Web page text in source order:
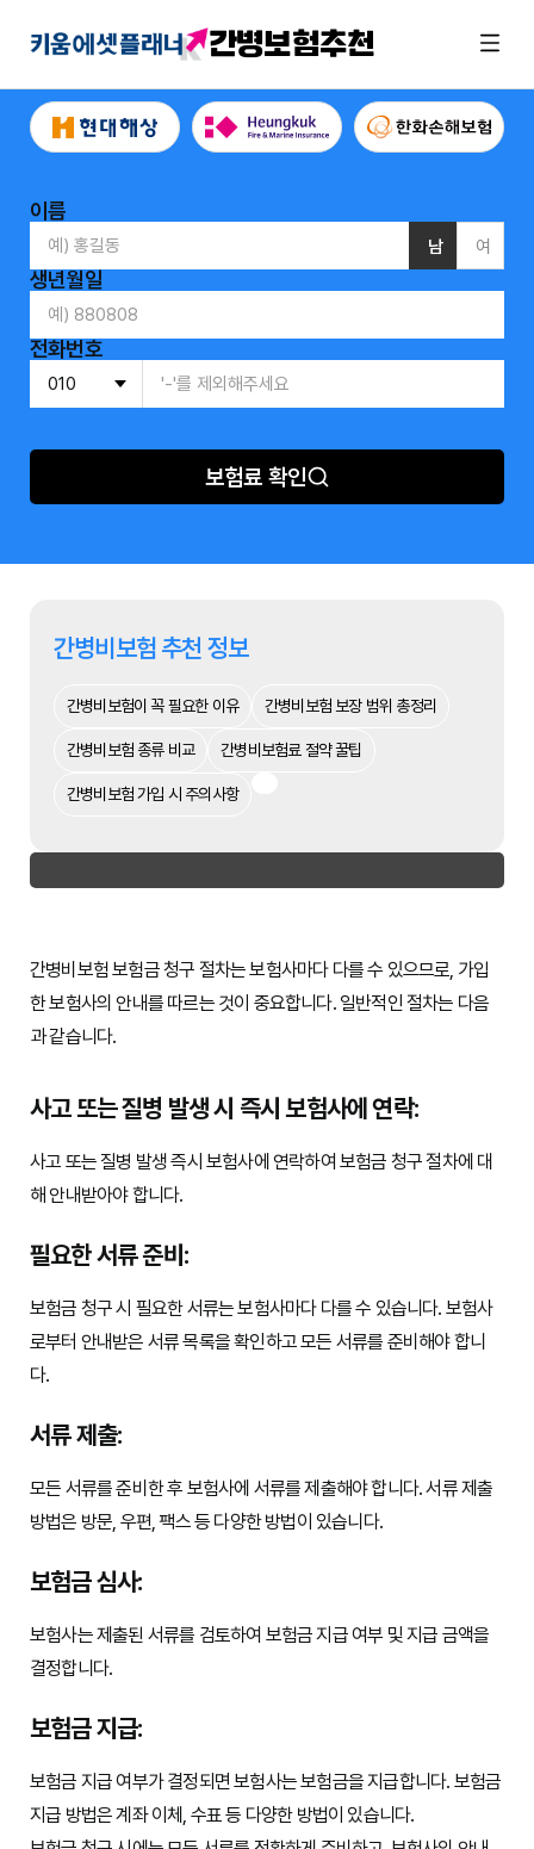
간병보험추천
이름
남 여
생년월일
전화번호
보험료 확인
간병비보험 추천 정보
간병비보험이 꼭 필요한 이유 간병비보험 보장 범위 총정리
간병비보험 종류 비교 간병비보험료 절약 꿀팁
간병비보험 가입 시 주의사항
간병비보험 보험금 청구 절차는 보험사마다 다를 수 있으므로, 가입
한 보험사의 안내를 따르는 것이 중요합니다. 일반적인 절차는 다음
과 같습니다.
사고 또는 질병 발생 시 즉시 보험사에 연락:
사고 또는 질병 발생 즉시 보험사에 연락하여 보험금 청구 절차에 대
해 안내받아야 합니다.
필요한 서류 준비:
보험금 청구 시 필요한 서류는 보험사마다 다를 수 있습니다. 보험사
로부터 안내받은 서류 목록을 확인하고 모든 서류를 준비해야 합니
다.
서류 제출:
모든 서류를 준비한 후 보험사에 서류를 제출해야 합니다. 서류 제출
방법은 방문, 우편, 팩스 등 다양한 방법이 있습니다.
보험금 심사:
보험사는 제출된 서류를 검토하여 보험금 지급 여부 및 지급 금액을
결정합니다.
보험금 지급:
보험금 지급 여부가 결정되면 보험사는 보험금을 지급합니다. 보험금
지급 방법은 계좌 이체, 수표 등 다양한 방법이 있습니다.